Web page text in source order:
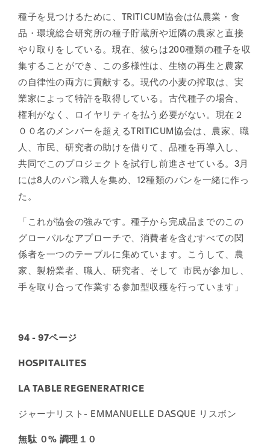
種子を見つけるために、TRITICUM協会は仏農業・食
品・環境総合研究所の種子貯蔵所や近隣の農家と直接
やり取りをしている。現在、彼らは200種類の種子を収
集することができ、この多様性は、生物の再生と農家
の自律性の両方に貢献する。現代の小麦の搾取は、実
業家によって特許を取得している。古代種子の場合、
権利がなく、ロイヤリティを払う必要がない。現在２
００名のメンバーを超えるTRITICUM協会は、農家、職
人、市民、研究者の助けを借りて、品種を再導入し、
共同でこのプロジェクトを試行し前進させている。3月
には8人のパン職人を集め、12種類のパンを一緒に作っ
た。
「これが協会の強みです。種子から完成品までのこの
グローバルなアプローチで、消費者を含むすべての関
係者を一つのテーブルに集めています。こうして、農
家、製粉業者、職人、研究者、そして 市民が参加し、
手を取り合って作業する参加型収穫を行っています」
94 - 97ページ
HOSPITALITES
LA TABLE REGENERATRICE
ジャーナリスト- EMMANUELLE DASQUE リスボン
無駄 ０% 調理１０